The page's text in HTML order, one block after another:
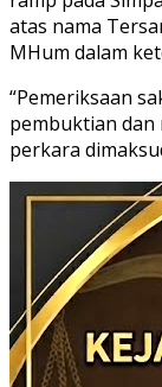
atas nama
MHum dalam
“Pemeriksaan
pembuktian dan
perkara